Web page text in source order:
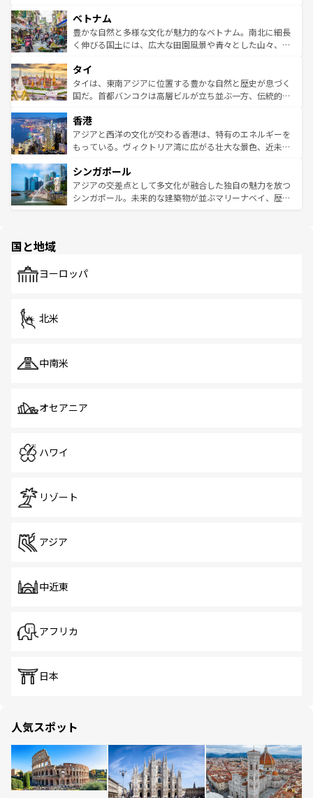
参照してほしい。
容にもいいと評判のスイーツなど、バラエティ豊かな料理
が味わえる。 なお、新着の台湾情報は コンテンツ一覧を参
照してほしい。
き、地方に足を延ばせば四季折々の自然美を楽しむことが
できる。そして、キムチや焼肉、絶品のストリートフード
まで、さまざまな韓国料理が待っている。夜には、韓国な
リティに包まれながら、韓国の多彩な魅力を心ゆくまで味
わってみてほしい。 なお、新着の韓国情報はコンテンツ一
覧を参照してほしい。
ベトナム
豊かな自然と多様な文化が魅力的なベトナム。南北に細長
く伸びる国土には、広大な田園風景や青々とした山々、世
急速な発展と共に伝統が息づく。ハノイの古い町並みやホ
ーチミン市のフランス統治時代の建物も、独特の雰囲気を
醸し出している。また、バラエティの豊かさとおいしさで
とつ。フォーやバインミー、ベトナムコーヒーなどは、ぜ
ひ現地で味わいたい。どの地域を訪れてもあたたかい人々
が旅行者を迎えてくれるので、きっと忘れられない旅にな
参照してほしい。
タイ
タイは、東南アジアに位置する豊かな自然と歴史が息づく
国だ。首都バンコクは高層ビルが立ち並ぶ一方、伝統的な
の活気が交差している。北部ではチェンマイなどの山岳地
帯で自然と触れ合い、南部ではプーケットやクラビの美し
いビーチでリゾート気分を楽しむことができる。タイ料理
激する。気候は一年中温暖で、どの季節にも異なる楽しみ
が待っている。親しみやすいタイの人々、仏教を中心とし
た文化、そして多様な観光資源が、訪れる旅人を魅了し続
香港
アジアと西洋の文化が交わる香港は、特有のエネルギーを
もっている。ヴィクトリア湾に広がる壮大な景色、近未来
み、どこを訪れても感動するはず。観光スポットが密集し
ており、効率よく見どころを回れるのも魅力。息をのむよ
うな絶景から文化的な体験まで、香港を存分に楽しみ尽く
シンガポール
アジアの交差点として多文化が融合した独自の魅力を放つ
シンガポール。未来的な建築物が並ぶマリーナベイ、歴史
で、ホーカーズは地元の風情を楽しめる外せないスポット
国と地域
ヨーロッパ
北米
中南米
オセアニア
ハワイ
リゾート
アジア
中近東
アフリカ
日本
人気スポット